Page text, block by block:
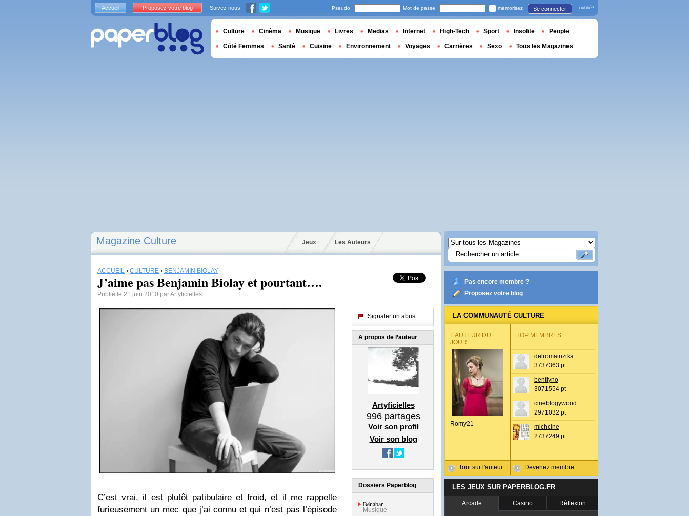
Magazine Culture Jeux Les Auteurs
ACCUEIL › CULTURE › BENJAMIN BIOLAY
J’aime pas Benjamin Biolay et pourtant….
Publié le 21 juin 2010 parArtyficielles
C’est vrai, il est plutôt patibulaire et froid, et il me rappelle
furieusement un mec que j’ai connu et qui n’est pas l’épisode
Signaler un abus
A propos de l’auteur
Artyficielles
996partages
Voir son profil
Voir son blog
Dossiers Paperblog
Bénabar
Musique
Pas encore membre ?
Proposez votre blog
LA COMMUNAUTÉ CULTURE
L’AUTEUR DU
JOUR
Romy21
Tout sur l'auteur
TOP MEMBRES
delromainzika
3737363 pt
bentlyno
3071554 pt
cineblogywood
2971032 pt
michcine
2737249 pt
Devenez membre
LES JEUX SUR PAPERBLOG.FR
Arcade Casino Réflexion
Accueil Proposez votre blog Suivez nous Pseudo Mot de passe mémorisez Se connecter oublié?
Culture Cinéma Musique Livres Medias Internet High-Tech Sport Insolite People
Côté Femmes Santé Cuisine Environnement Voyages Carrières Sexo Tous les Magazines